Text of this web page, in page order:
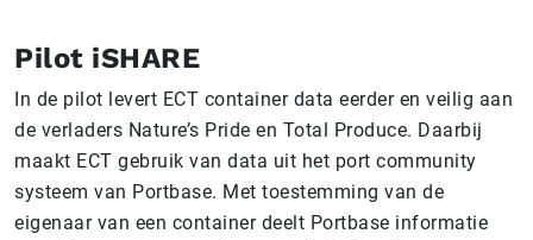
Pilot iSHARE
In de pilot levert ECT container data eerder en veilig aan
de verladers Nature’s Pride en Total Produce. Daarbij
maakt ECT gebruik van data uit het port community
systeem van Portbase. Met toestemming van de
eigenaar van een container deelt Portbase informatie